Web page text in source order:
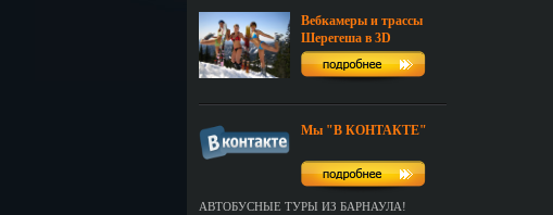
Вебкамеры и трассы
Шерегеша в 3D
Мы "В КОНТАКТЕ"
АВТОБУСНЫЕ ТУРЫ ИЗ БАРНАУЛА!